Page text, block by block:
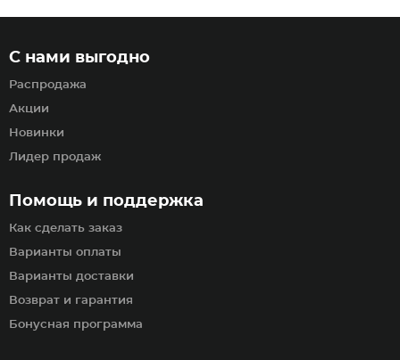
Помощь и поддержка
Как сделать заказ
Варианты оплаты
Варианты доставки
Возврат и гарантия
Бонусная программа
С нами выгодно
Распродажа
Акции
Новинки
Лидер продаж